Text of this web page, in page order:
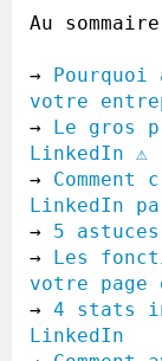
Au
→
votre
→
Le gros
LinkedIn ⚠️
→
LinkedIn
→ 5
→
Les
votre page
→ 4 stats
LinkedIn